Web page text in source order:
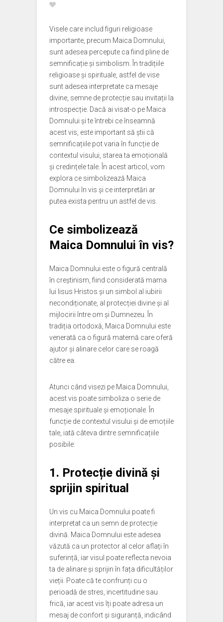
Visele care includ figuri religioase
importante, precum Maica Domnului,
sunt adesea percepute ca fiind pline de
semnificație și simbolism. În tradițiile
religioase și spirituale, astfel de vise
sunt adesea interpretate ca mesaje
divine, semne de protecție sau invitații la
introspecție. Dacă ai visat-o pe Maica
Domnului și te întrebi ce înseamnă
acest vis, este important să știi că
semnificațiile pot varia în funcție de
contextul visului, starea ta emoțională
și credințele tale. În acest articol, vom
explora ce simbolizează Maica
Domnului în vis și ce interpretări ar
putea exista pentru un astfel de vis.
Ce simbolizează
Maica Domnului în vis?
Maica Domnului este o figură centrală
în creștinism, fiind considerată mama
lui Iisus Hristos și un simbol al iubirii
necondiționate, al protecției divine și al
mijlocirii între om și Dumnezeu. În
tradiția ortodoxă, Maica Domnului este
venerată ca o figură maternă care oferă
ajutor și alinare celor care se roagă
către ea.
Atunci când visezi pe Maica Domnului,
acest vis poate simboliza o serie de
mesaje spirituale și emoționale. În
funcție de contextul visului și de emoțiile
tale, iată câteva dintre semnificațiile
posibile:
1. Protecție divină și
sprijin spiritual
Un vis cu Maica Domnului poate fi
interpretat ca un semn de protecție
divină. Maica Domnului este adesea
văzută ca un protector al celor aflați în
suferință, iar visul poate reflecta nevoia
ta de alinare și sprijin în fața dificultăților
vieții. Poate că te confrunți cu o
perioadă de stres, incertitudine sau
frică, iar acest vis îți poate adresa un
mesaj de confort și siguranță, indicând